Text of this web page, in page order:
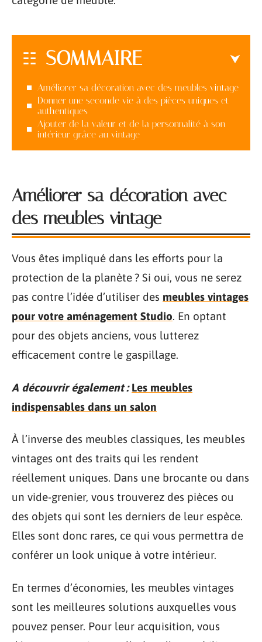
SOMMAIRE
Améliorer sa décoration avec des meubles vintage
Donner une seconde vie à des pièces uniques et
authentiques
Ajouter de la valeur et de la personnalité à son
intérieur grâce au vintage
Améliorer sa décoration avec
des meubles vintage
Vous êtes impliqué dans les efforts pour la
protection de la planète ? Si oui, vous ne serez
pas contre l’idée d’utiliser des meubles vintages
pour votre aménagement Studio. En optant
pour des objets anciens, vous lutterez
efficacement contre le gaspillage.
A découvrir également : Les meubles
indispensables dans un salon
À l’inverse des meubles classiques, les meubles
vintages ont des traits qui les rendent
réellement uniques. Dans une brocante ou dans
un vide-grenier, vous trouverez des pièces ou
des objets qui sont les derniers de leur espèce.
Elles sont donc rares, ce qui vous permettra de
conférer un look unique à votre intérieur.
En termes d’économies, les meubles vintages
sont les meilleures solutions auxquelles vous
pouvez penser. Pour leur acquisition, vous